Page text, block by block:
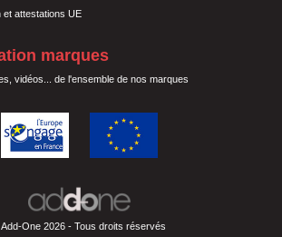
et attestations UE
marques
vidéos... de l'ensemble de nos marques
One 2026 - Tous droits réservés